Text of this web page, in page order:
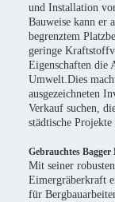
und Installation
Bauweise kann er
begrenztem
geringe
Eigenschaften die
Umwelt.Dies
ausgezeichneten
Verkauf suchen,
städtische Projekte
Gebrauchtes
Mit seiner
Eimergräberkraft
für